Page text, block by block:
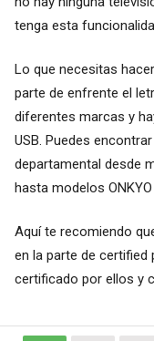
tenga esta
Lo que necesitas
parte de enfrente el
diferentes marcas y
USB. Puedes
departamental desde
hasta modelos
Aquí te recomiendo
en la parte de certified
certificado por ellos y